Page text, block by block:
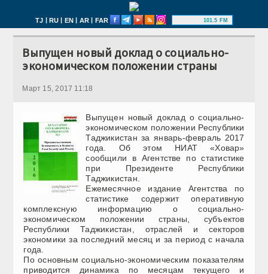
TJ | RU | EN | AR | FAR 101.5 FM
Выпущен новый доклад о социально-
экономическом положении страны
Март 15, 2017 11:18
Выпущен новый доклад о социально-
экономическом положении Республики
Таджикистан за январь-февраль 2017
года. Об этом НИАТ «Ховар»
сообщили в Агентстве по статистике
при Президенте Республики
Таджикистан.
Ежемесячное издание Агентства по
статистике содержит оперативную
комплексную информацию о социально-
экономическом положении страны, субъектов
Республики Таджикистан, отраслей и секторов
экономики за последний месяц и за период с начала
года.
По основным социально-экономическим показателям
приводится динамика по месяцам текущего и